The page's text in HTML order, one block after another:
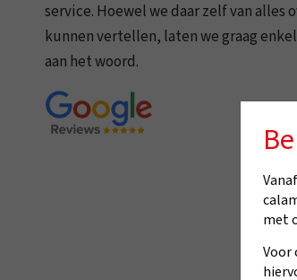
service. Hoewel we daar zelf van alles
kunnen vertellen, laten we graag
aan het woord.
met
Voor